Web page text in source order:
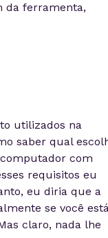
da ferramenta,
utilizados na
saber qual
com
requisitos eu
eu diria que a
se você
claro, nada lhe